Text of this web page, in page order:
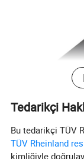
Tedarikçi
Bu tedarikçi TÜV
TÜV Rheinland
kimliğiyle